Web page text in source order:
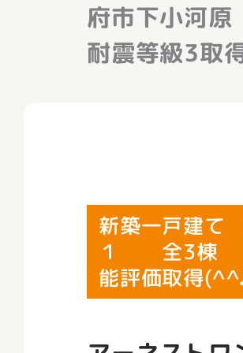
府市下小
耐震等級3取
新築一戸建
１ 全3棟 2
能評価取得